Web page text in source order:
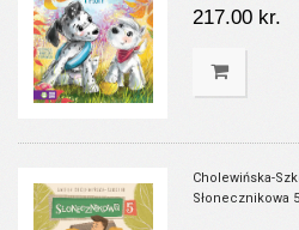
217.00 kr.
Cholewińska-
Słonecznikowa